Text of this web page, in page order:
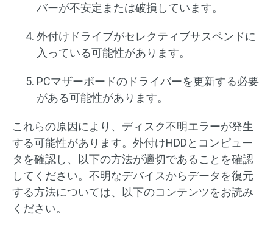
バーが不安定または破損しています。
外付けドライブがセレクティブサスペンドに
入っている可能性があります。
PCマザーボードのドライバーを更新する必要
がある可能性があります。
これらの原因により、ディスク不明エラーが発生
する可能性があります。外付けHDDとコンピュー
タを確認し、以下の方法が適切であることを確認
してください。不明なデバイスからデータを復元
する方法については、以下のコンテンツをお読み
ください。